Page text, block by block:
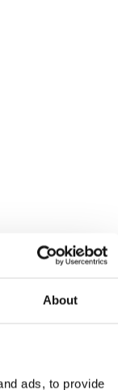
About
ads, to provide